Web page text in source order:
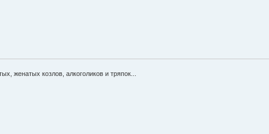
женатых козлов, алкоголиков и тряпок...